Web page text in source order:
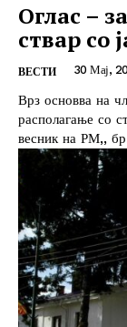
Оглас –
ствар со
ВЕСТИ 30 Мај,
Врз основва на
располагање со
весник на РМ,,